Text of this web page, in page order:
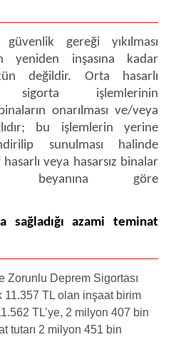
gereği yıkılması
yeniden inşasına kadar
değildir. Orta hasarlı
işlemlerinin
onarılması ve/veya
bu işlemlerin yerine
sunulması halinde
veya hasarsız binalar
beyanına göre
sağladığı azami teminat
Zorunlu Deprem Sigortası
11.357 TL olan inşaat birim
TL’ye, 2 milyon 407 bin
tutarı 2 milyon 451 bin